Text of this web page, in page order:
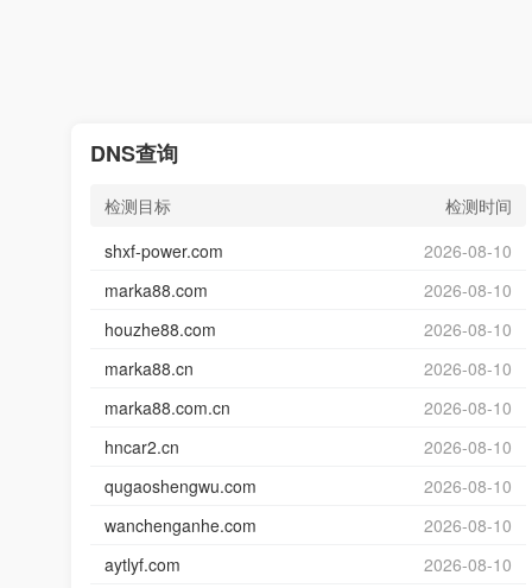
DNS查询
检测目标
检测时间
shxf-power.com
2026-08-10
marka88.com
2026-08-10
houzhe88.com
2026-08-10
marka88.cn
2026-08-10
marka88.com.cn
2026-08-10
hncar2.cn
2026-08-10
qugaoshengwu.com
2026-08-10
wanchenganhe.com
2026-08-10
aytlyf.com
2026-08-10